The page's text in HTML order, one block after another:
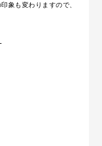
象も変わりますので、